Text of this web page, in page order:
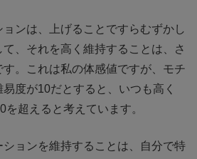
ンは、上げることですらむずかし
、それを高く維持することは、さ
す。これは私の体感値ですが、モチ
度が10だとすると、いつも高く
超えると考えています。
ョンを維持することは、自分で特